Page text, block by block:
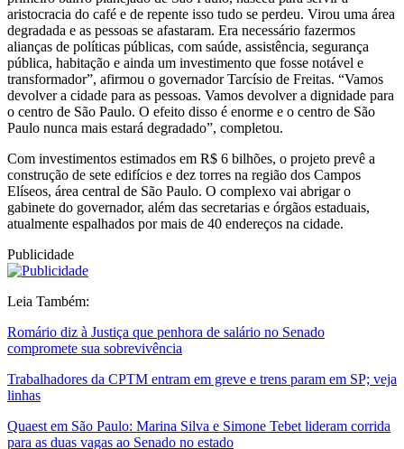
aristocracia do café e de repente isso tudo se perdeu. Virou uma área
degradada e as pessoas se afastaram. Era necessário fazermos
alianças de políticas públicas, com saúde, assistência, segurança
pública, habitação e ainda um investimento que fosse notável e
transformador”, afirmou o governador Tarcísio de Freitas. “Vamos
devolver a cidade para as pessoas. Vamos devolver a dignidade para
o centro de São Paulo. O efeito disso é enorme e o centro de São
Paulo nunca mais estará degradado”, completou.
Com investimentos estimados em R$ 6 bilhões, o projeto prevê a
construção de sete edifícios e dez torres na região dos Campos
Elíseos, área central de São Paulo. O complexo vai abrigar o
gabinete do governador, além das secretarias e órgãos estaduais,
atualmente espalhados por mais de 40 endereços na cidade.
Publicidade
Leia Também:
Romário diz à Justiça que penhora de salário no Senado
compromete sua sobrevivência
Trabalhadores da CPTM entram em greve e trens param em SP; veja
linhas
Quaest em São Paulo: Marina Silva e Simone Tebet lideram corrida
para as duas vagas ao Senado no estado